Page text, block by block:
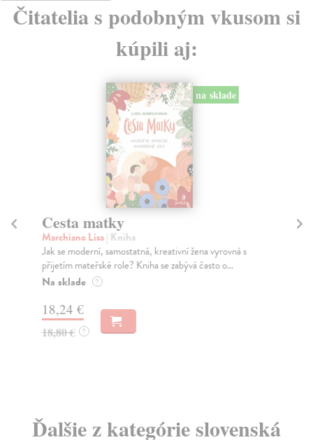
Čitatelia s podobným vkusom si
kúpili aj:
na sklade
Cesta matky
Marchiano Lisa| Kniha
Jak se moderní, samostatná, kreativní žena vyrovná s
přijetím mateřské role? Kniha se zabývá často o...
Na sklade ?
18,24 €
18,80 € ?
Ďalšie z kategórie slovenská